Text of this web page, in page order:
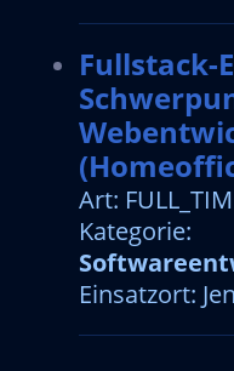
Fullstack-
Art:
Kategorie:
Einsatzort: